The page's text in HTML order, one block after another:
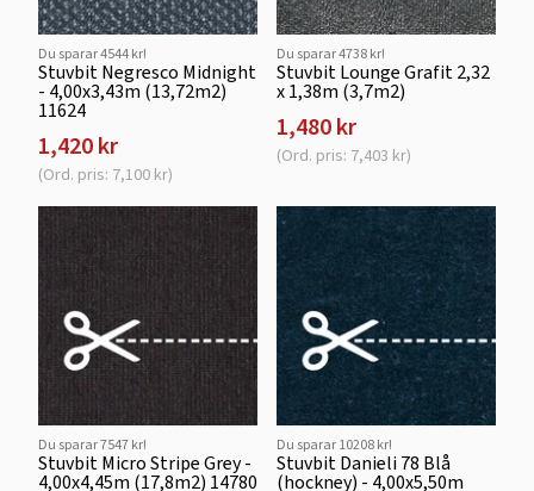
Du sparar 4544 kr!
Stuvbit Negresco Midnight
- 4,00x3,43m (13,72m2)
11624
1,420 kr
(Ord. pris: 7,100 kr)
Du sparar 4738 kr!
Stuvbit Lounge Grafit 2,32
x 1,38m (3,7m2)
1,480 kr
(Ord. pris: 7,403 kr)
Du sparar 7547 kr!
Stuvbit Micro Stripe Grey -
4,00x4,45m (17,8m2) 14780
Du sparar 10208 kr!
Stuvbit Danieli 78 Blå
(hockney) - 4,00x5,50m